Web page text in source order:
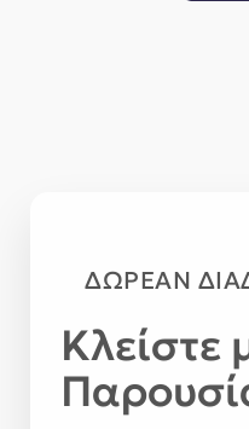
ΔΩΡΕΑΝ
Κλείστε